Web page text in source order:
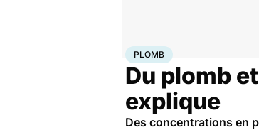
AccueilBien-être
PLOMB
Du plomb
explique
Des concentrations en